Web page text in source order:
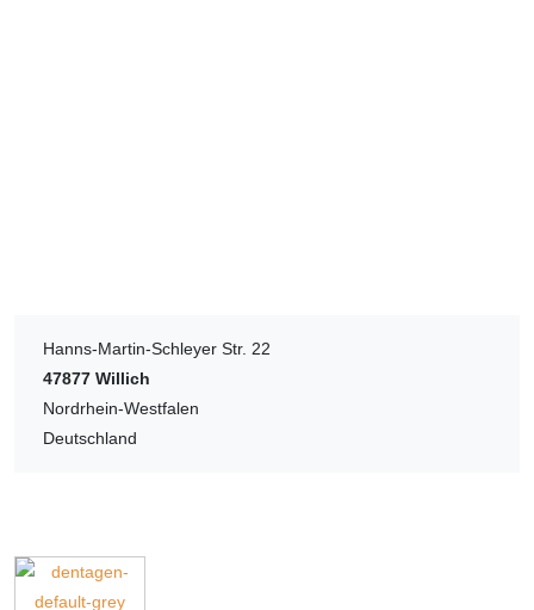
Hanns-Martin-Schleyer Str. 22
47877 Willich
Nordrhein-Westfalen
Deutschland